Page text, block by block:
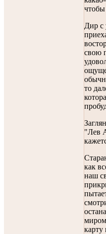
чтобы
Дир с
свою
то
"Лев
как
наш